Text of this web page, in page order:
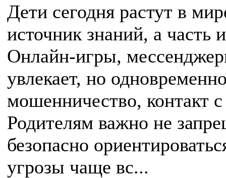
Дети сегодня растут в
источник знаний, а часть
Онлайн-игры,
увлекает, но
мошенничество, контакт
Родителям важно не
безопасно
угрозы чаще вс...